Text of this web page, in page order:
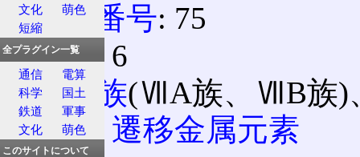
原子番号: 75
周期: 6
族:7族(ⅦA族、ⅦB族)
分類: 遷移金属元素
文化
萌色
短縮
全プラグイン一覧
通信
電算
科学
国土
鉄道
軍事
文化
萌色
このサイトについて